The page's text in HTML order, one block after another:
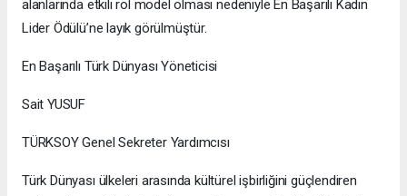
alanlarında etkili rol model olması nedeniyle En Başarılı Kadın
Lider Ödülü’ne layık görülmüştür.
En Başarılı Türk Dünyası Yöneticisi
Sait YUSUF
TÜRKSOY Genel Sekreter Yardımcısı
Türk Dünyası ülkeleri arasında kültürel işbirliğini güçlendiren